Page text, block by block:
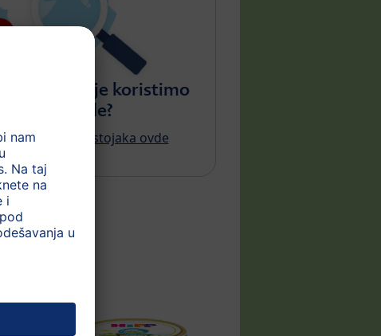
sirovine koje koristimo
proizvode?
HiPP sastojaka ovde